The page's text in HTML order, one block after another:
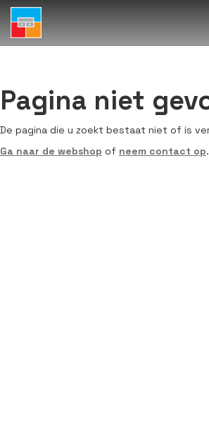
Pagina niet
De pagina die u zoekt bestaat niet of is
Ga naar de webshop of neem contact op.